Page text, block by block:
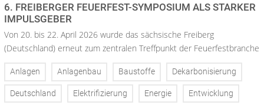
6. FREIBERGER FEUERFEST-SYMPOSIUM ALS STARKER
IMPULSGEBER
Von 20. bis 22. April 2026 wurde das sächsische Freiberg
(Deutschland) erneut zum zentralen Treffpunkt der Feuerfestbranche
Anlagen Anlagenbau Baustoffe Dekarbonisierung
Deutschland Elektrifizierung Energie Entwicklung